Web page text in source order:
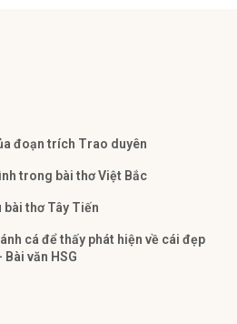
đoạn trích Trao duyên
trong bài thơ Việt Bắc
bài thơ Tây Tiến
cá để thấy phát hiện về cái đẹp
văn HSG